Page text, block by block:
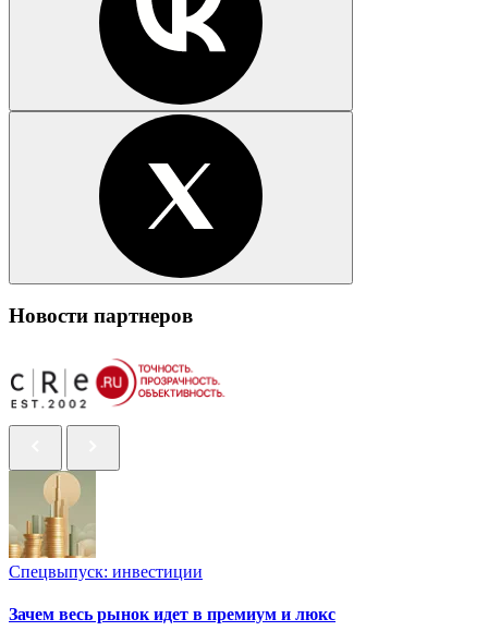
Новости партнеров
Спецвыпуск: инвестиции
Зачем весь рынок идет в премиум и люкс